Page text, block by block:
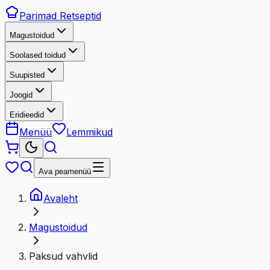
Parimad Retseptid
Magustoidud
Soolased toidud
Suupisted
Joogid
Eridieedid
Menüü Lemmikud
Ava peamenüü
Avaleht
Magustoidud
Paksud vahvlid